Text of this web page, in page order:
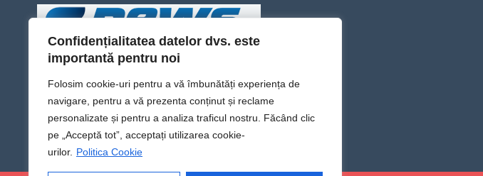
Confidențialitatea datelor dvs. este
importantă pentru noi
Folosim cookie-uri pentru a vă îmbunătăți experiența de
navigare, pentru a vă prezenta conținut și reclame
personalizate și pentru a analiza traficul nostru. Făcând clic
pe „Acceptă tot”, acceptați utilizarea cookie-
urilor. Politica Cookie